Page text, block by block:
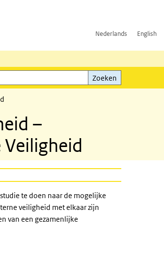
Nederlands English
Zoeken
–
te doen naar de mogelijke
veiligheid met elkaar zijn
van een gezamenlijke